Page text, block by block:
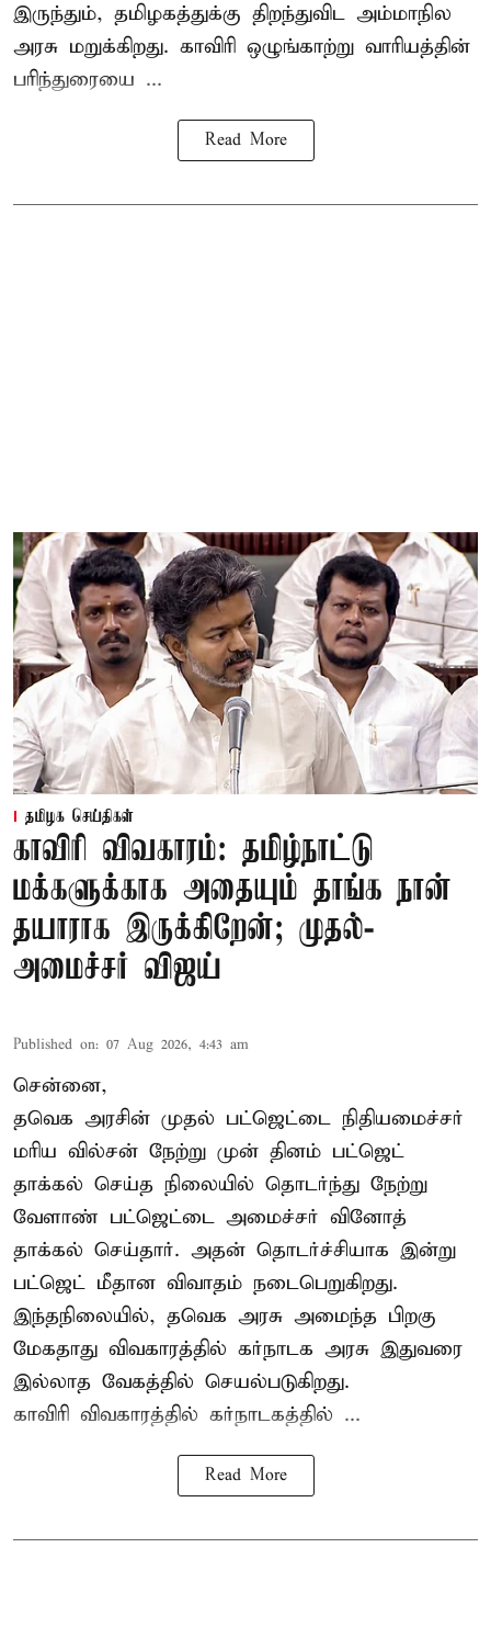
இருந்தும், தமிழகத்துக்கு திறந்துவிட அம்மாநில
அரசு மறுக்கிறது. காவிரி ஒழுங்காற்று வாரியத்தின்
பரிந்துரையை ...
Read More
தமிழக செய்திகள்
காவிரி விவகாரம்: தமிழ்நாட்டு
மக்களுக்காக அதையும் தாங்க நான்
தயாராக இருக்கிறேன்; முதல்-
அமைச்சர் விஜய்
Published on: 07 Aug 2026, 4:43 am
சென்னை,
தவெக அரசின் முதல் பட்ஜெட்டை நிதியமைச்சர்
மரிய வில்சன் நேற்று முன் தினம் பட்ஜெட்
தாக்கல் செய்த நிலையில் தொடர்ந்து நேற்று
வேளாண் பட்ஜெட்டை அமைச்சர் வினோத்
தாக்கல் செய்தார். அதன் தொடர்ச்சியாக இன்று
பட்ஜெட் மீதான விவாதம் நடைபெறுகிறது.
இந்தநிலையில், தவெக அரசு அமைந்த பிறகு
மேகதாது விவகாரத்தில் கர்நாடக அரசு இதுவரை
இல்லாத வேகத்தில் செயல்படுகிறது.
காவிரி விவகாரத்தில் கர்நாடகத்தில் ...
Read More